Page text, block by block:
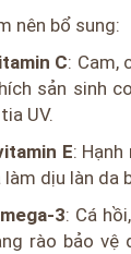
nên bổ sung:
C: Cam,
sản sinh
UV.
E: Hạnh
làm dịu làn da
3: Cá
rào bảo vệ